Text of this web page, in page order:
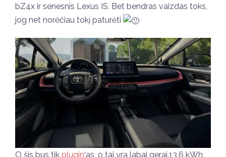
bZ4x ir senesnis Lexus IS. Bet bendras vaizdas toks,
jog net norėčiau tokį paturėti
O šis bus tik plugin‘as, o tai yra labai gerai.13,6 kWh